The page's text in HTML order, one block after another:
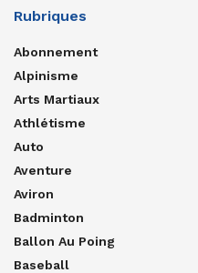
Rubriques
Abonnement
Alpinisme
Arts Martiaux
Athlétisme
Auto
Aventure
Aviron
Badminton
Ballon Au Poing
Baseball